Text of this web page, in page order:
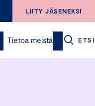
LIITY JÄSENEKSI
Tietoa meistä ETSI